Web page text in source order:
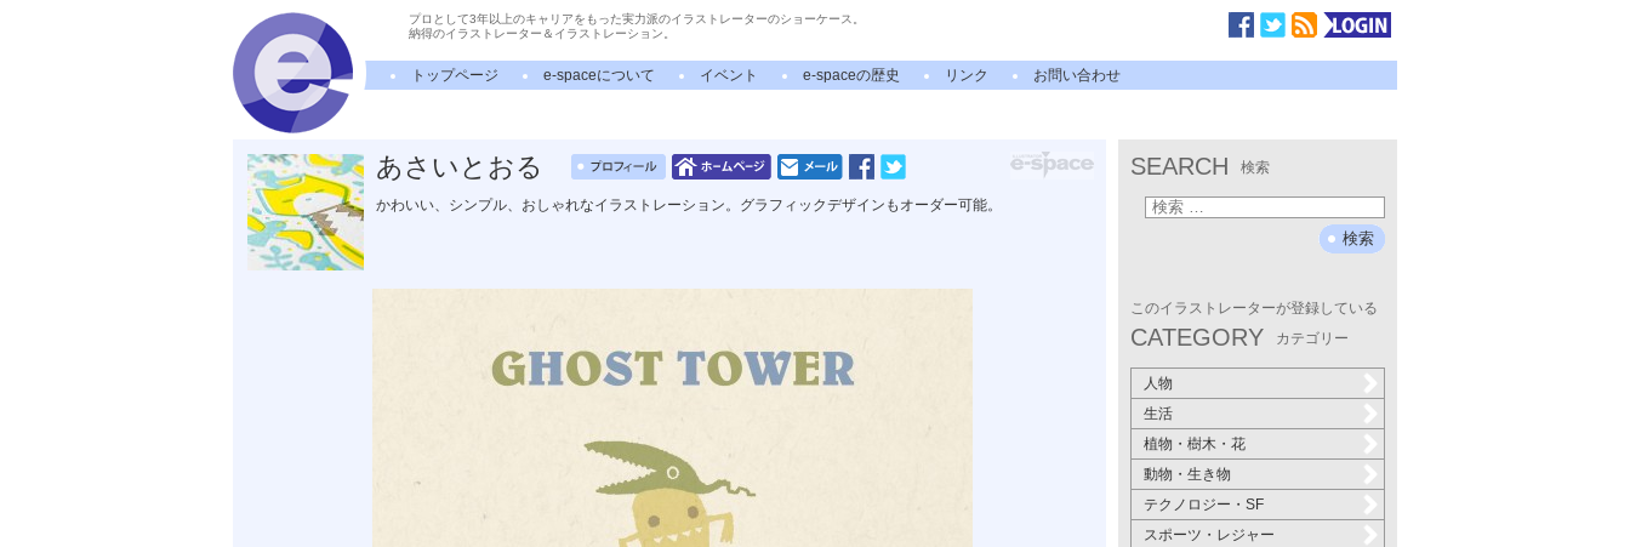
プロとして3年以上のキャリアをもった実力派のイラストレーターのショーケース。
納得のイラストレーター＆イラストレーション。
トップページ e-spaceについて イベント e-spaceの歴史 リンク お問い合わせ
あさいとおる
かわいい、シンプル、おしゃれなイラストレーション。グラフィックデザインもオーダー可能。
SEARCH 検索
このイラストレーターが登録している
CATEGORY カテゴリー
人物
生活
植物・樹木・花
動物・生き物
テクノロジー・SF
スポーツ・レジャー